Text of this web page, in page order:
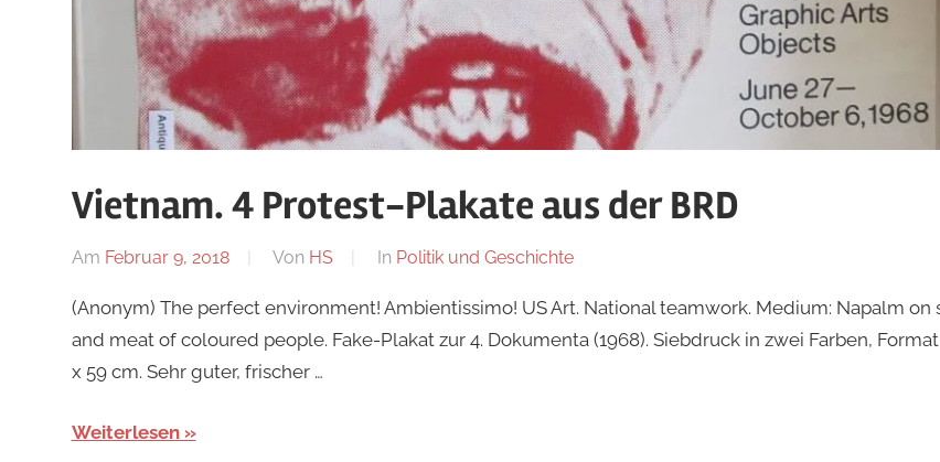
Vietnam. 4 Protest-Plakate aus der BRD
Am Februar 9, 2018 Von HS In Politik und Geschichte
(Anonym) The perfect environment! Ambientissimo! US Art. National teamwork. Medium: Napalm on
and meat of coloured people. Fake-Plakat zur 4. Dokumenta (1968). Siebdruck in zwei Farben,
x 59 cm. Sehr guter, frischer …
Weiterlesen